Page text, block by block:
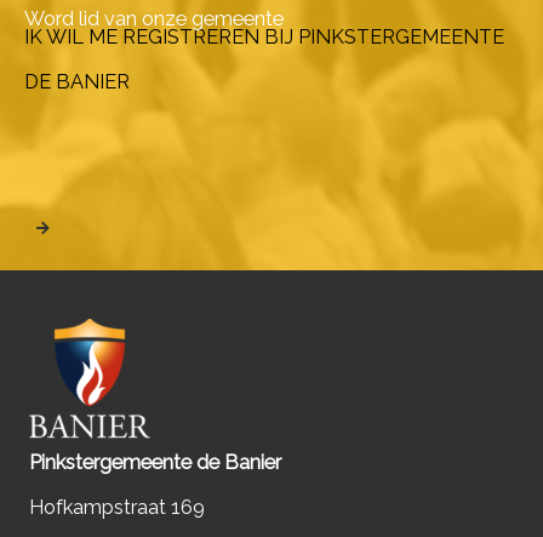
Word lid van onze gemeente
IK WIL ME REGISTREREN BIJ PINKSTERGEMEENTE
DE BANIER
Pinkstergemeente de Banier
Hofkampstraat 169